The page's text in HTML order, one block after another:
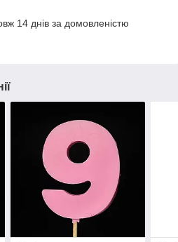
14 днів за домовленістю